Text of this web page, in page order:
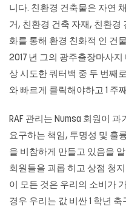
니다. 친환경 건축물은 자연
거, 친환경 건축 자재, 친환경
화를 통해 환경 친화적 인 건
2017 년 그의 광주출장마사지
상 시도한 쿼터백 중 두 번째
와 빠르게 클릭해야하고 1 주
RAF 관리는 Numsa 회원이
요구하는 책임, 투명성 및 훌
을 비참하게 만들고 있음을
회원들을 괴롭 히고 상점 청
이 모든 것은 우리의 소비가
경우 우리는 값 비싼 1 학년